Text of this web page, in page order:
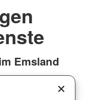
Emsland